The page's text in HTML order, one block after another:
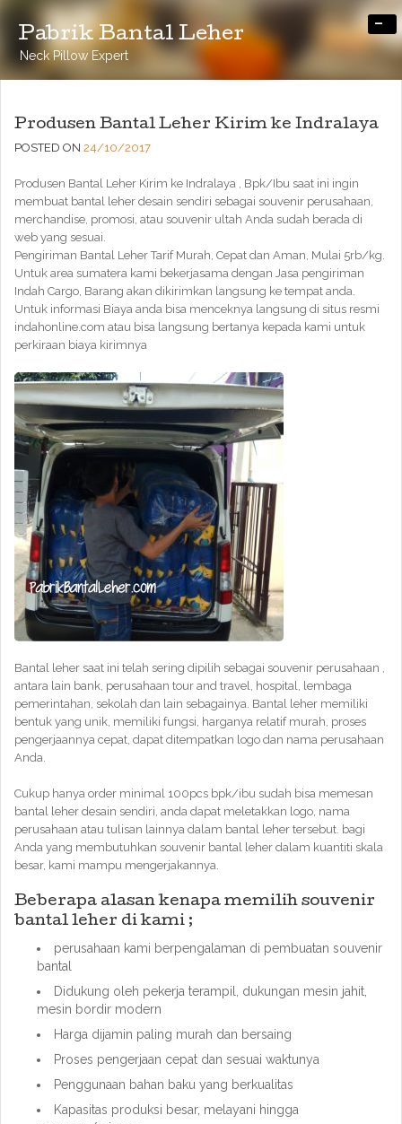
Pabrik Bantal Leher
Neck Pillow Expert
-
Produsen Bantal Leher Kirim ke Indralaya
POSTED ON 24/10/2017
Produsen Bantal Leher Kirim ke Indralaya , Bpk/Ibu saat ini ingin
membuat bantal leher desain sendiri sebagai souvenir perusahaan,
merchandise, promosi, atau souvenir ultah Anda sudah berada di
web yang sesuai.
Pengiriman Bantal Leher Tarif Murah, Cepat dan Aman, Mulai 5rb/kg.
Untuk area sumatera kami bekerjasama dengan Jasa pengiriman
Indah Cargo, Barang akan dikirimkan langsung ke tempat anda.
Untuk informasi Biaya anda bisa menceknya langsung di situs resmi
indahonline.com atau bisa langsung bertanya kepada kami untuk
perkiraan biaya kirimnya
Bantal leher saat ini telah sering dipilih sebagai souvenir perusahaan ,
antara lain bank, perusahaan tour and travel, hospital, lembaga
pemerintahan, sekolah dan lain sebagainya. Bantal leher memiliki
bentuk yang unik, memiliki fungsi, harganya relatif murah, proses
pengerjaannya cepat, dapat ditempatkan logo dan nama perusahaan
Anda.
Cukup hanya order minimal 100pcs bpk/ibu sudah bisa memesan
bantal leher desain sendiri, anda dapat meletakkan logo, nama
perusahaan atau tulisan lainnya dalam bantal leher tersebut. bagi
Anda yang membutuhkan souvenir bantal leher dalam kuantiti skala
besar, kami mampu mengerjakannya.
Beberapa alasan kenapa memilih souvenir
bantal leher di kami ;
perusahaan kami berpengalaman di pembuatan souvenir
bantal
Didukung oleh pekerja terampil, dukungan mesin jahit,
mesin bordir modern
Harga dijamin paling murah dan bersaing
Proses pengerjaan cepat dan sesuai waktunya
Penggunaan bahan baku yang berkualitas
Kapasitas produksi besar, melayani hingga